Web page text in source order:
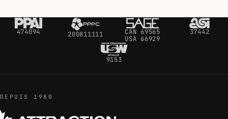
474094 200811111
CAN 69565
USA 66929
37442
9153
DEPUIS 1980